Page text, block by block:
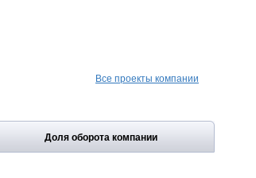
Все проекты компании
Доля оборота компании